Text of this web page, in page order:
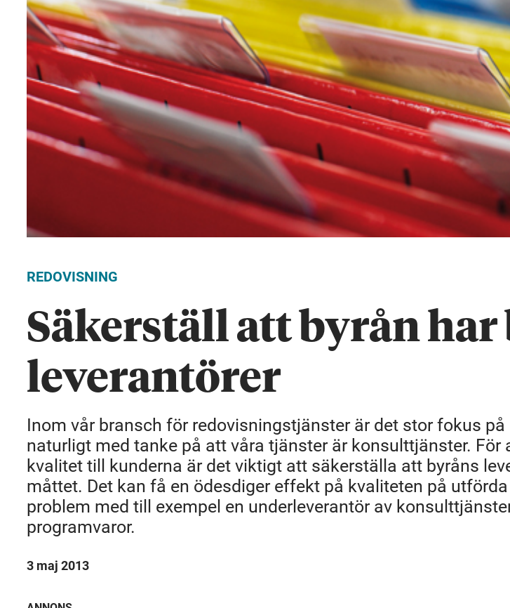
REDOVISNING
Säkerställ att byrån har
leverantörer
Inom vår bransch för redovisningstjänster är det stor fokus
naturligt med tanke på att våra tjänster är konsulttjänster. För
kvalitet till kunderna är det viktigt att säkerställa att byråns
måttet. Det kan få en ödesdiger effekt på kvaliteten på
problem med till exempel en underleverantör av
programvaror.
3 maj 2013